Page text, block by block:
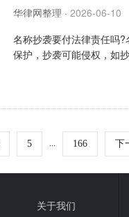
华律网整理 · 2026-06-10
名称抄袭要付法律责任吗
保护，抄袭可能侵权，如
5 ... 166 下
关于我们